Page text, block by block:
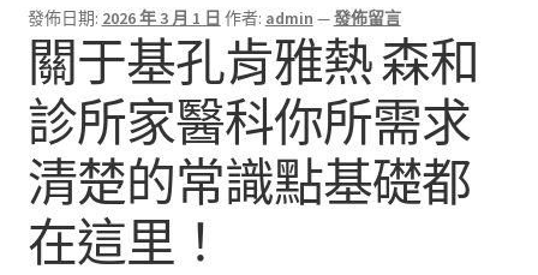
發佈日期: 2026 年 3 月 1 日 作者: admin —發佈留言
關于基孔肯雅熱 森和
診所家醫科你所需求
清楚的常識點基礎都
在這里！